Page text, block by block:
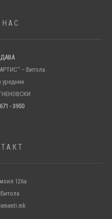
– Битола
уредник
- 3950
126а